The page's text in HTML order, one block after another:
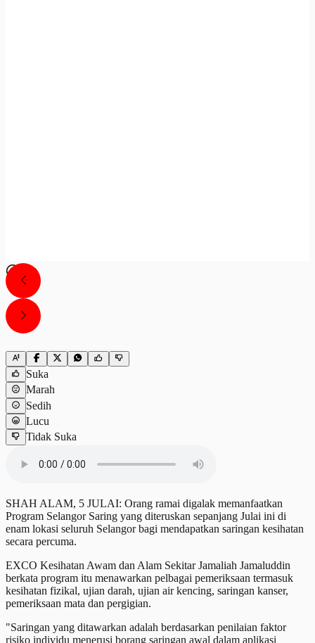
Suka
Marah
Sedih
Lucu
Tidak Suka
SHAH ALAM, 5 JULAI: Orang ramai digalak memanfaatkan
Program Selangor Saring yang diteruskan sepanjang Julai ini di
enam lokasi seluruh Selangor bagi mendapatkan saringan kesihatan
secara percuma.
EXCO Kesihatan Awam dan Alam Sekitar Jamaliah Jamaluddin
berkata program itu menawarkan pelbagai pemeriksaan termasuk
kesihatan fizikal, ujian darah, ujian air kencing, saringan kanser,
pemeriksaan mata dan pergigian.
"Saringan yang ditawarkan adalah berdasarkan penilaian faktor
risiko individu menerusi borang saringan awal dalam aplikasi